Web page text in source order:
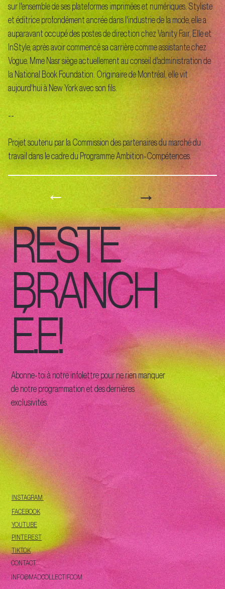
sur l'ensemble de ses plateformes imprimées et numériques. Styliste
et éditrice profondément ancrée dans l'industrie de la mode, elle a
auparavant occupé des postes de direction chez Vanity Fair, Elle et
InStyle, après avoir commencé sa carrière comme assistante chez
Vogue. Mme Nasr siège actuellement au conseil d'administration de
la National Book Foundation. Originaire de Montréal, elle vit
aujourd'hui à New York avec son fils.
--
Projet soutenu par la Commission des partenaires du marché du
travail dans le cadre du Programme Ambition-Compétences.
← →
RESTE
BRANCH
É.E!
Abonne-toi à notre infolettre pour ne rien manquer
de notre programmation et des dernières
exclusivités.
INSTAGRAM
FACEBOOK
YOUTUBE
PINTEREST
TIKTOK
CONTACT
INFO@MADCOLLECTIF.COM